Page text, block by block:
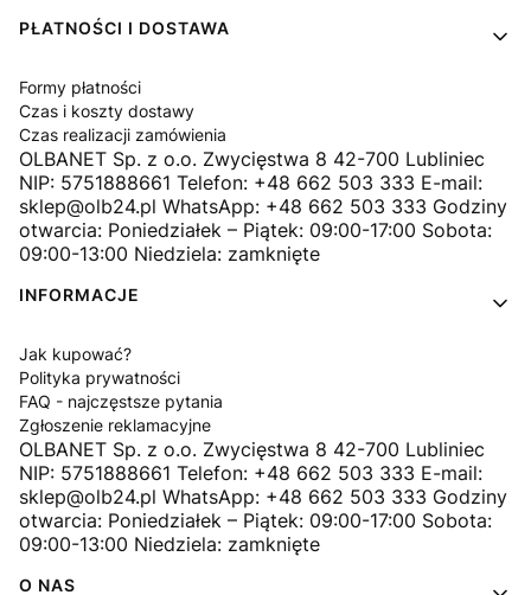
PŁATNOŚCI I DOSTAWA
Formy płatności
Czas i koszty dostawy
Czas realizacji zamówienia
OLBANET Sp. z o.o. Zwycięstwa 8 42-700 Lubliniec
NIP: 5751888661 Telefon: +48 662 503 333 E-mail:
sklep@olb24.pl WhatsApp: +48 662 503 333 Godziny
otwarcia: Poniedziałek – Piątek: 09:00-17:00 Sobota:
09:00-13:00 Niedziela: zamknięte
INFORMACJE
Jak kupować?
Polityka prywatności
FAQ - najczęstsze pytania
Zgłoszenie reklamacyjne
OLBANET Sp. z o.o. Zwycięstwa 8 42-700 Lubliniec
NIP: 5751888661 Telefon: +48 662 503 333 E-mail:
sklep@olb24.pl WhatsApp: +48 662 503 333 Godziny
otwarcia: Poniedziałek – Piątek: 09:00-17:00 Sobota:
09:00-13:00 Niedziela: zamknięte
O NAS